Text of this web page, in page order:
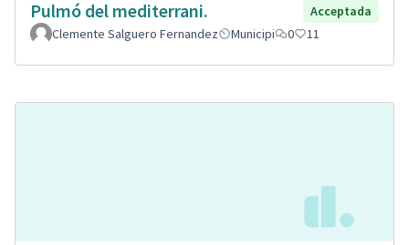
Pulmó del mediterrani.
Acceptada
Clemente Salguero Fernandez
Municipi 0 11